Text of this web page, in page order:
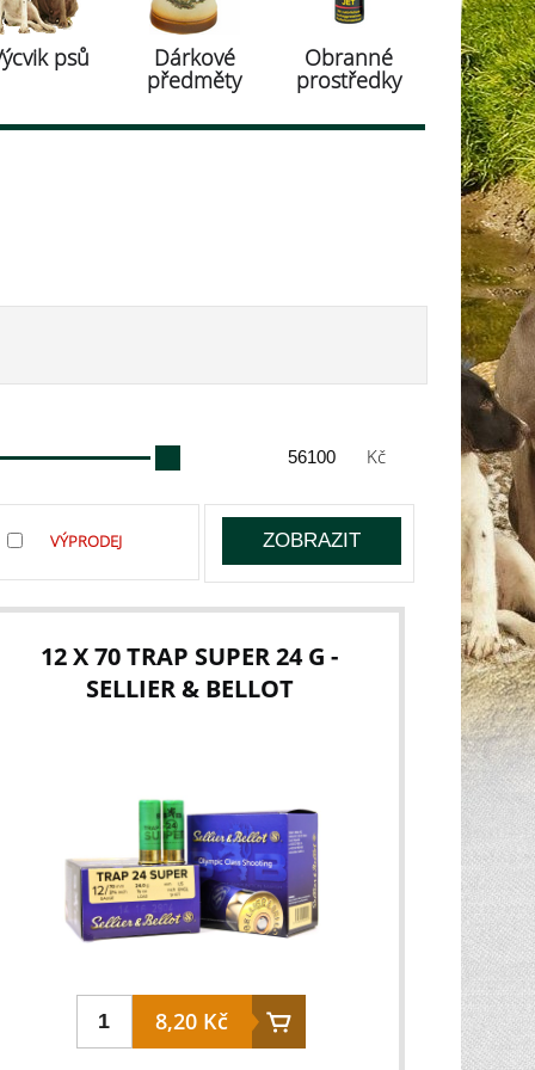
psů Dárkové
předměty
Obranné
prostředky
Kč
VÝPRODEJ
12 X 70 TRAP SUPER 24 G -
SELLIER & BELLOT
8,20 Kč